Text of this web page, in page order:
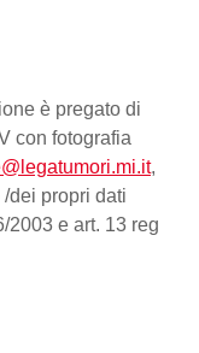
è pregato di
con fotografia
,
dei propri dati
2003 e art. 13 reg